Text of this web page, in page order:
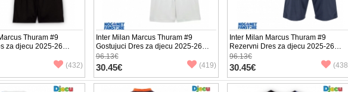
Thuram #9
za djecu 2025-26
(+ Kratke hlače)
(432)
Inter Milan Marcus Thuram #9
Gostujuci Dres za djecu 2025-26
Kratak Rukav (+ Kratke hlače)
96.13€
30.45€ (419)
Inter Milan Marcus Thuram #9
Rezervni Dres za djecu 2025-26
Kratak Rukav (+ Kratke hlače)
96.13€
30.45€